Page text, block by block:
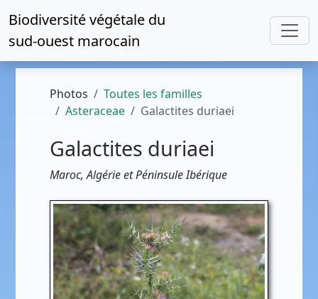
Biodiversité végétale du
sud-ouest marocain
Photos
Toutes les familles
Asteraceae
Galactites duriaei
Galactites duriaei
Maroc, Algérie et Péninsule Ibérique